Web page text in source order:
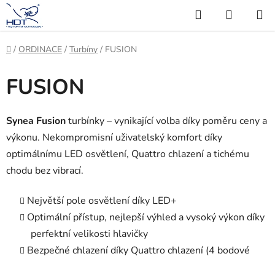
Přejít
na
obsah
Hledat
KOŠÍK
Domů
/ ORDINACE / Turbíny / FUSION
FUSION
Synea Fusionturbínky – vynikající volba díky poměru ceny a
výkonu. Nekompromisní uživatelský komfort díky
optimálnímu LED osvětlení, Quattro chlazení a tichému
chodu bez vibrací.
Největší pole osvětlení díky LED+
Optimální přístup, nejlepší výhled a vysoký výkon díky
perfektní velikosti hlavičky
Bezpečné chlazení díky Quattro chlazení (4 bodové